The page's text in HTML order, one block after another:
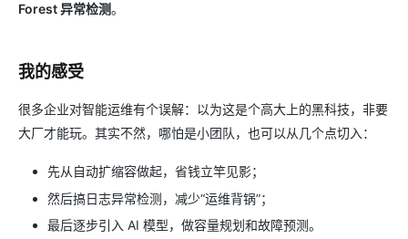
Forest 异常检测。
我的感受
很多企业对智能运维有个误解：以为这是个高大上的黑科技，非要
大厂才能玩。其实不然，哪怕是小团队，也可以从几个点切入：
先从自动扩缩容做起，省钱立竿见影；
然后搞日志异常检测，减少“运维背锅”；
最后逐步引入 AI 模型，做容量规划和故障预测。